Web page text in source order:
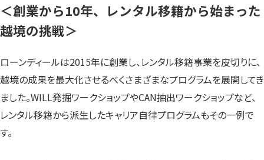
＜創業から10年、レンタル移籍から始まった
越境の挑戦＞
ローンディールは2015年に創業し、レンタル移籍事業を皮切りに、
越境の成果を最大化させるべくさまざまなプログラムを展開してき
ました。WILL発掘ワークショップやCAN抽出ワークショップなど、
レンタル移籍から派生したキャリア自律プログラムもその一例で
す。